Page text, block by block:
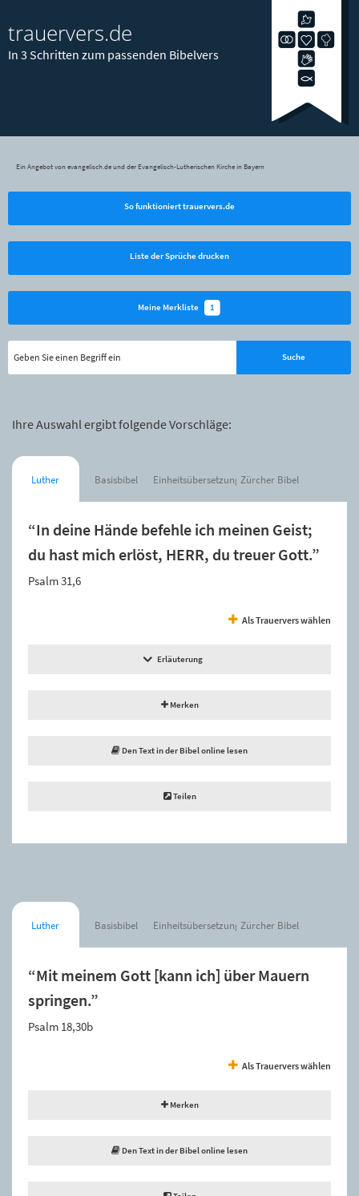
trauervers.de
In 3 Schritten zum passenden Bibelvers
Ein Angebot von evangelisch.de und der Evangelisch-Lutherischen Kirche in Bayern
So funktioniert trauervers.de
Liste der Sprüche drucken
Meine Merkliste 1
Ihre Auswahl ergibt folgende Vorschläge:
Luther Basisbibel Einheitsübersetzung Zürcher Bibel
“In deine Hände befehle ich meinen Geist;
du hast mich erlöst, HERR, du treuer Gott.”
Psalm 31,6
Als Trauervers wählen
Erläuterung
Merken
Den Text in der Bibel online lesen
Teilen
Luther Basisbibel Einheitsübersetzung Zürcher Bibel
“Mit meinem Gott [kann ich] über Mauern
springen.”
Psalm 18,30b
Als Trauervers wählen
Merken
Den Text in der Bibel online lesen